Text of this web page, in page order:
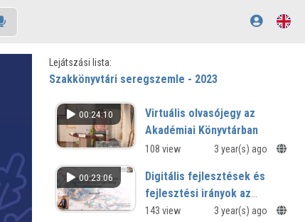
Lejátszási lista:
Szakkönyvtári seregszemle - 2023
00:24:10
Virtuális olvasójegy az
Akadémiai Könyvtárban
108 view 3 year(s) ago
00:23:06
Digitális fejlesztések és
fejlesztési irányok az
Országos Széchényi
143 view 3 year(s) ago